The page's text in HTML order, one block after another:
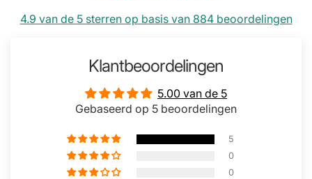
4.9 van de 5 sterren op basis van 884 beoordelingen
Klantbeoordelingen
5.00 van de 5
Gebaseerd op 5 beoordelingen
5
0
0